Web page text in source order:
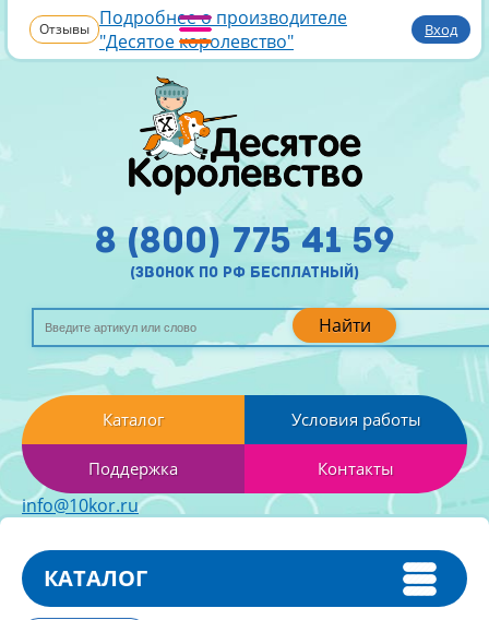
Отзывы Подробнее о производителе
"Десятое королевство"
Вход
Найти
8 (800) 775 41 59
(звонок по рф бесплатный)
Каталог Условия работы
Поддержка Контакты
info@10kor.ru
КАТАЛОГ